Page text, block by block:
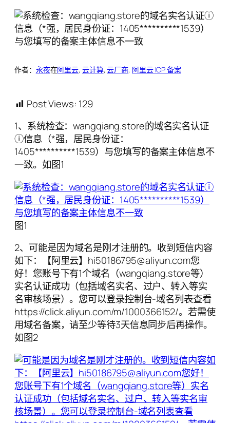
作者： 永夜在阿里云, 云计算, 云厂商, 阿里云 ICP 备案
Post Views: 129
1、系统检查：wangqiang.store的域名实名认证
ⓘ信息（*强，居民身份证：
1405**********1539）与您填写的备案主体信息不
一致。如图1
图1
2、可能是因为域名是刚才注册的。收到短信内容
如下：【阿里云】hi50186795@aliyun.com您
好！您账号下有1个域名（wangqiang.store等）
实名认证成功（包括域名实名、过户、转入等实
名审核场景）。您可以登录控制台-域名列表查看
https://click.aliyun.com/m/1000366152/。若需使
用域名备案，请至少等待3天信息同步后再操作。
如图2